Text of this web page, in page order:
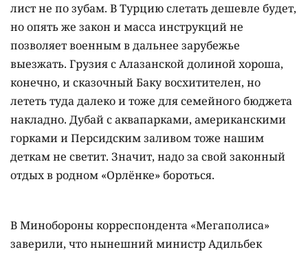
лист не по зубам. В Турцию слетать дешевле будет,
но опять же закон и масса инструкций не
позволяет военным в дальнее зарубежье
выезжать. Грузия с Алазанской долиной хороша,
конечно, и сказочный Баку восхитителен, но
лететь туда далеко и тоже для семейного бюджета
накладно. Дубай с аквапарками, американскими
горками и Персидским заливом тоже нашим
деткам не светит. Значит, надо за свой законный
отдых в родном «Орлёнке» бороться.
В Минобороны корреспондента «Мегаполиса»
заверили, что нынешний министр Адильбек